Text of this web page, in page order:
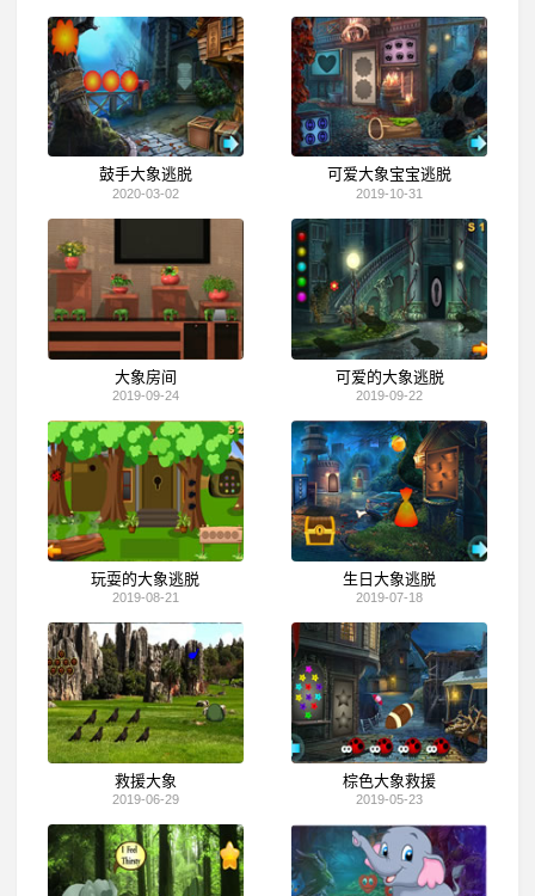
鼓手大象逃脱
2020-03-02
可爱大象宝宝逃脱
2019-10-31
大象房间
2019-09-24
可爱的大象逃脱
2019-09-22
玩耍的大象逃脱
2019-08-21
生日大象逃脱
2019-07-18
救援大象
2019-06-29
棕色大象救援
2019-05-23